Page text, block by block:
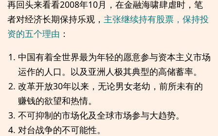
再回头来看看2008年10月，在金融海啸肆虐时，笔
者对经济长期保持乐观， 主张继续持有股票，保持投
资的五个理由 ：
中国有着全世界最为年轻的愿意参与资本主义市场
运作的人口。以及亚洲人极其典型的高储蓄率。
改革开放30年以来，无论男女老幼，前所未有的
赚钱的欲望和热情。
不可抑制的市场化及全球市场参与大趋势。
对台战争的不可能性。